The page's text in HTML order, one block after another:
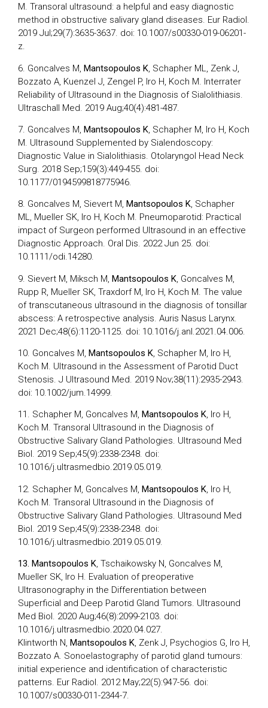
M. Transoral ultrasound: a helpful and easy diagnostic
method in obstructive salivary gland diseases. Eur Radiol.
2019 Jul;29(7):3635-3637. doi: 10.1007/s00330-019-06201-
z.
6. Goncalves M, Mantsopoulos K , Schapher ML, Zenk J,
Bozzato A, Kuenzel J, Zengel P, Iro H, Koch M. Interrater
Reliability of Ultrasound in the Diagnosis of Sialolithiasis.
Ultraschall Med. 2019 Aug;40(4):481-487.
7. Goncalves M, Mantsopoulos K, Schapher M, Iro H, Koch
M. Ultrasound Supplemented by Sialendoscopy:
Diagnostic Value in Sialolithiasis. Otolaryngol Head Neck
Surg. 2018 Sep;159(3):449-455. doi:
10.1177/0194599818775946.
8. Goncalves M, Sievert M, Mantsopoulos K, Schapher
ML, Mueller SK, Iro H, Koch M. Pneumoparotid: Practical
impact of Surgeon performed Ultrasound in an effective
Diagnostic Approach. Oral Dis. 2022 Jun 25. doi:
10.1111/odi.14280.
9. Sievert M, Miksch M, Mantsopoulos K, Goncalves M,
Rupp R, Mueller SK, Traxdorf M, Iro H, Koch M. The value
of transcutaneous ultrasound in the diagnosis of tonsillar
abscess: A retrospective analysis. Auris Nasus Larynx.
2021 Dec;48(6):1120-1125. doi: 10.1016/j.anl.2021.04.006.
10. Goncalves M, Mantsopoulos K, Schapher M, Iro H,
Koch M. Ultrasound in the Assessment of Parotid Duct
Stenosis. J Ultrasound Med. 2019 Nov;38(11):2935-2943.
doi: 10.1002/jum.14999.
11. Schapher M, Goncalves M, Mantsopoulos K, Iro H,
Koch M. Transoral Ultrasound in the Diagnosis of
Obstructive Salivary Gland Pathologies. Ultrasound Med
Biol. 2019 Sep;45(9):2338-2348. doi:
10.1016/j.ultrasmedbio.2019.05.019.
12. Schapher M, Goncalves M, Mantsopoulos K, Iro H,
Koch M. Transoral Ultrasound in the Diagnosis of
Obstructive Salivary Gland Pathologies. Ultrasound Med
Biol. 2019 Sep;45(9):2338-2348. doi:
10.1016/j.ultrasmedbio.2019.05.019.
13. Mantsopoulos K, Tschaikowsky N, Goncalves M,
Mueller SK, Iro H. Evaluation of preoperative
Ultrasonography in the Differentiation between
Superficial and Deep Parotid Gland Tumors. Ultrasound
Med Biol. 2020 Aug;46(8):2099-2103. doi:
10.1016/j.ultrasmedbio.2020.04.027.
Klintworth N, Mantsopoulos K, Zenk J, Psychogios G, Iro H,
Bozzato A. Sonoelastography of parotid gland tumours:
initial experience and identification of characteristic
patterns. Eur Radiol. 2012 May;22(5):947-56. doi:
10.1007/s00330-011-2344-7.